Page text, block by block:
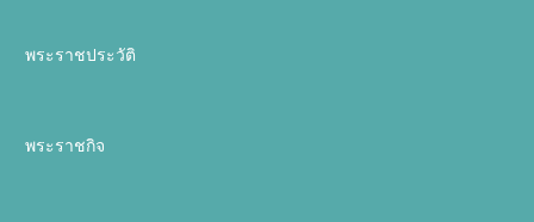
พระราชประวัติ
พระราชกิจ